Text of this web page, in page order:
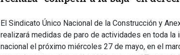
El Sindicato Único Nacional de la Construcción y
realizará medidas de paro de actividades en toda la
nacional el próximo miércoles 27 de mayo, en el